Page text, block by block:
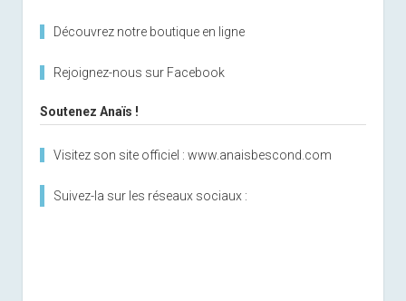
Découvrez notre boutique en ligne
Rejoignez-nous sur Facebook
Soutenez Anaïs !
Visitez son site officiel : www.anaisbescond.com
Suivez-la sur les réseaux sociaux :